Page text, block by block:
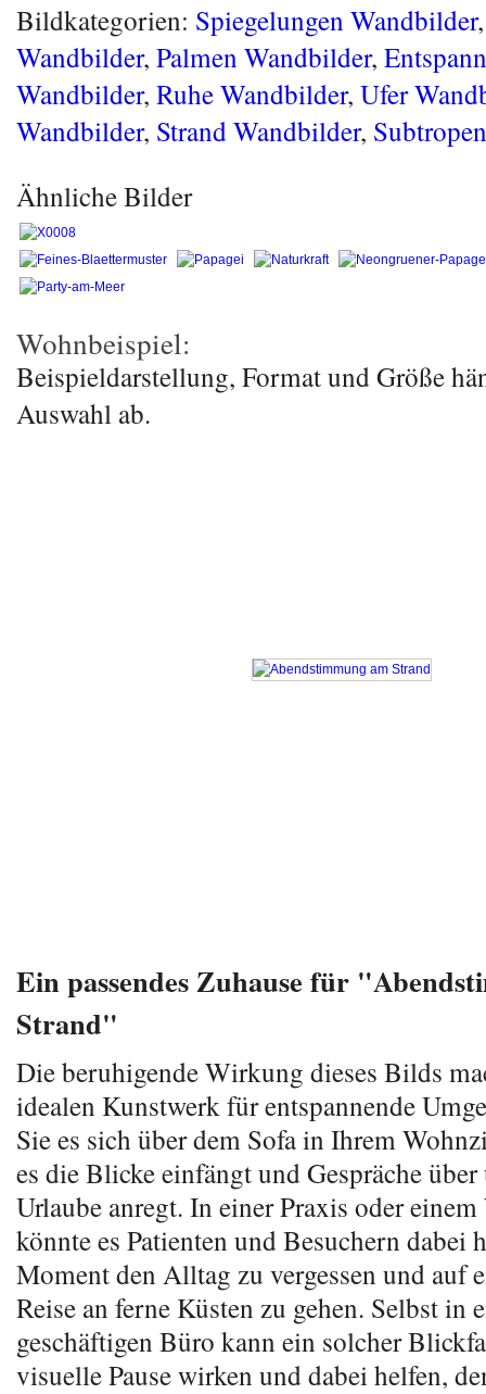
Bildkategorien: Spiegelungen Wandbilder
Wandbilder, Palmen Wandbilder,
Wandbilder, Ruhe Wandbilder, Ufer
Wandbilder, Strand Wandbilder,
Ähnliche Bilder
Wohnbeispiel:
Beispieldarstellung, Format und Größe
Auswahl ab.
Ein passendes Zuhause für
Strand"
Die beruhigende Wirkung dieses Bilds
idealen Kunstwerk für entspannende
Sie es sich über dem Sofa in Ihrem
es die Blicke einfängt und Gespräche über
Urlaube anregt. In einer Praxis oder
könnte es Patienten und Besuchern dabei
Moment den Alltag zu vergessen und auf
Reise an ferne Küsten zu gehen. Selbst in
geschäftigen Büro kann ein solcher
visuelle Pause wirken und dabei helfen,